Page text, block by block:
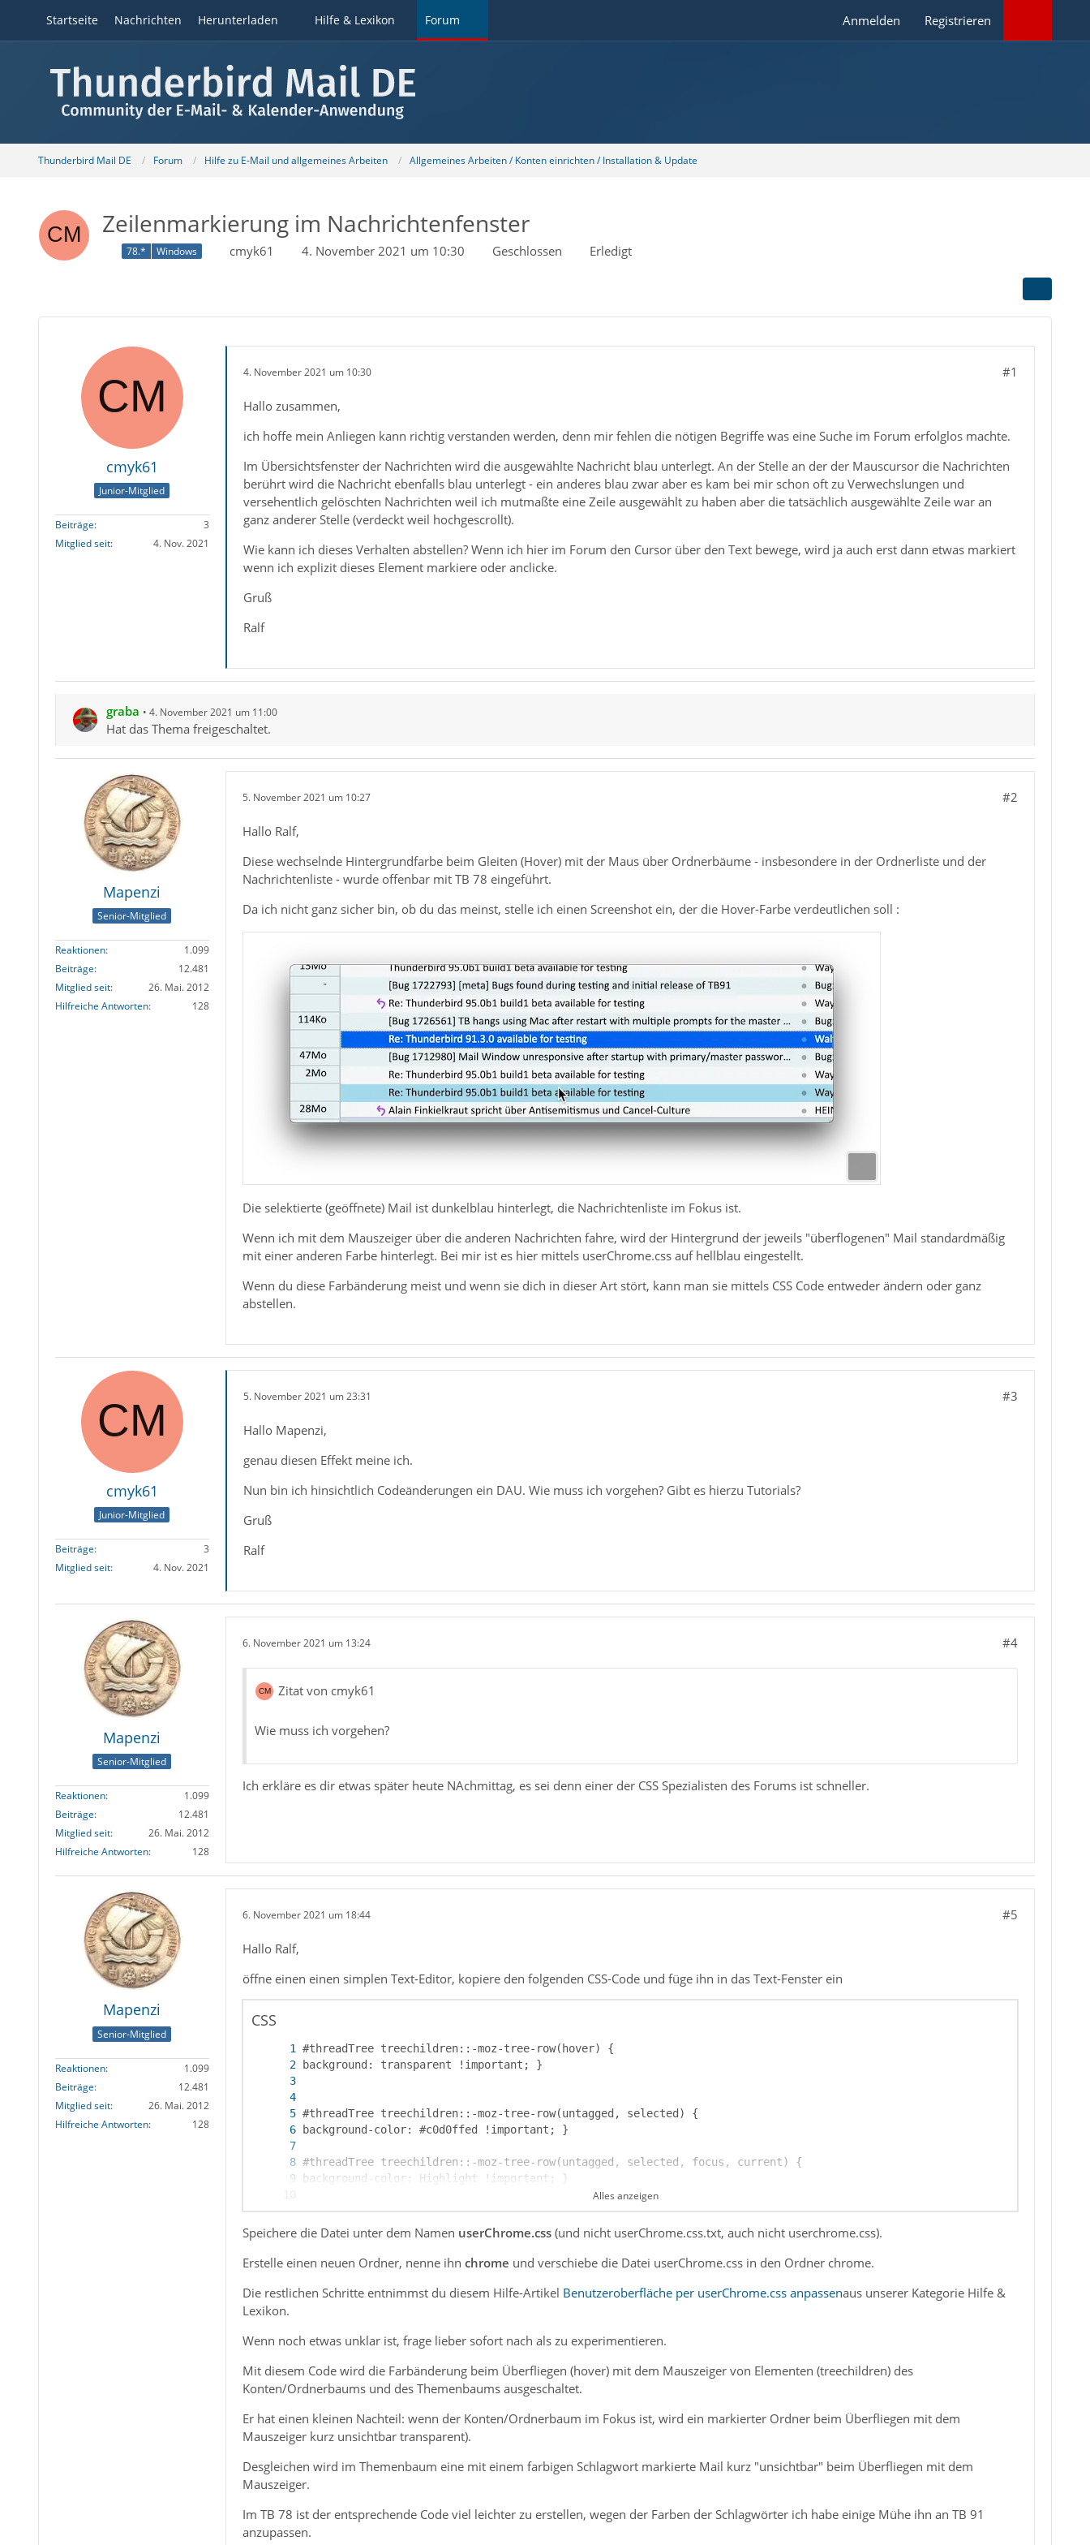
Startseite Nachrichten Herunterladen Hilfe & Lexikon Forum Anmelden Registrieren
Thunderbird Mail DE Forum Hilfe zu E-Mail und allgemeines Arbeiten Allgemeines Arbeiten / Konten einrichten / Installation & Update
Zeilenmarkierung im Nachrichtenfenster
78.* Windows cmyk61 4. November 2021 um 10:30 Geschlossen Erledigt
cmyk61
Junior-Mitglied
Beiträge
3
Mitglied seit
4. Nov. 2021
4. November 2021 um 10:30 #1
Hallo zusammen,
ich hoffe mein Anliegen kann richtig verstanden werden, denn mir fehlen die nötigen Begriffe was eine Suche im Forum erfolglos machte.
Im Übersichtsfenster der Nachrichten wird die ausgewählte Nachricht blau unterlegt. An der Stelle an der der Mauscursor die Nachrichten
berührt wird die Nachricht ebenfalls blau unterlegt - ein anderes blau zwar aber es kam bei mir schon oft zu Verwechslungen und
versehentlich gelöschten Nachrichten weil ich mutmaßte eine Zeile ausgewählt zu haben aber die tatsächlich ausgewählte Zeile war an
ganz anderer Stelle (verdeckt weil hochgescrollt).
Wie kann ich dieses Verhalten abstellen? Wenn ich hier im Forum den Cursor über den Text bewege, wird ja auch erst dann etwas markiert
wenn ich explizit dieses Element markiere oder anclicke.
Gruß
Ralf
graba 4. November 2021 um 11:00
Hat das Thema freigeschaltet.
Mapenzi
Senior-Mitglied
Reaktionen
1.099
Beiträge
12.481
Mitglied seit
26. Mai. 2012
Hilfreiche Antworten
128
5. November 2021 um 10:27 #2
Hallo Ralf,
Diese wechselnde Hintergrundfarbe beim Gleiten (Hover) mit der Maus über Ordnerbäume - insbesondere in der Ordnerliste und der
Nachrichtenliste - wurde offenbar mit TB 78 eingeführt.
Da ich nicht ganz sicher bin, ob du das meinst, stelle ich einen Screenshot ein, der die Hover-Farbe verdeutlichen soll :
Die selektierte (geöffnete) Mail ist dunkelblau hinterlegt, die Nachrichtenliste im Fokus ist.
Wenn ich mit dem Mauszeiger über die anderen Nachrichten fahre, wird der Hintergrund der jeweils "überflogenen" Mail standardmäßig
mit einer anderen Farbe hinterlegt. Bei mir ist es hier mittels userChrome.css auf hellblau eingestellt.
Wenn du diese Farbänderung meist und wenn sie dich in dieser Art stört, kann man sie mittels CSS Code entweder ändern oder ganz
abstellen.
cmyk61
Junior-Mitglied
Beiträge
3
Mitglied seit
4. Nov. 2021
5. November 2021 um 23:31 #3
Hallo Mapenzi,
genau diesen Effekt meine ich.
Nun bin ich hinsichtlich Codeänderungen ein DAU. Wie muss ich vorgehen? Gibt es hierzu Tutorials?
Gruß
Ralf
Mapenzi
Senior-Mitglied
Reaktionen
1.099
Beiträge
12.481
Mitglied seit
26. Mai. 2012
Hilfreiche Antworten
128
6. November 2021 um 13:24 #4
Zitat von cmyk61
Wie muss ich vorgehen?
Ich erkläre es dir etwas später heute NAchmittag, es sei denn einer der CSS Spezialisten des Forums ist schneller.
Mapenzi
Senior-Mitglied
Reaktionen
1.099
Beiträge
12.481
Mitglied seit
26. Mai. 2012
Hilfreiche Antworten
128
6. November 2021 um 18:44 #5
Hallo Ralf,
öffne einen einen simplen Text-Editor, kopiere den folgenden CSS-Code und füge ihn in das Text-Fenster ein
CSS
Alles anzeigen
Speichere die Datei unter dem Namen userChrome.css (und nicht userChrome.css.txt, auch nicht userchrome.css).
Erstelle einen neuen Ordner, nenne ihn chrome und verschiebe die Datei userChrome.css in den Ordner chrome.
Die restlichen Schritte entnimmst du diesem Hilfe-Artikel Benutzeroberfläche per userChrome.css anpassenaus unserer Kategorie Hilfe &
Lexikon.
Wenn noch etwas unklar ist, frage lieber sofort nach als zu experimentieren.
Mit diesem Code wird die Farbänderung beim Überfliegen (hover) mit dem Mauszeiger von Elementen (treechildren) des
Konten/Ordnerbaums und des Themenbaums ausgeschaltet.
Er hat einen kleinen Nachteil: wenn der Konten/Ordnerbaum im Fokus ist, wird ein markierter Ordner beim Überfliegen mit dem
Mauszeiger kurz unsichtbar transparent).
Desgleichen wird im Themenbaum eine mit einem farbigen Schlagwort markierte Mail kurz "unsichtbar" beim Überfliegen mit dem
Mauszeiger.
Im TB 78 ist der entsprechende Code viel leichter zu erstellen, wegen der Farben der Schlagwörter ich habe einige Mühe ihn an TB 91
anzupassen.